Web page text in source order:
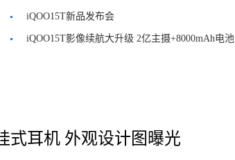
iQOO15T新品发布会
iQOO15T影像续航大升级 2亿主摄+8000mAh电池
式耳机 外观设计图曝光